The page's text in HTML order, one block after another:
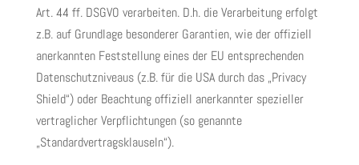
Art. 44 ff. DSGVO verarbeiten. D.h. die Verarbeitung erfolgt
z.B. auf Grundlage besonderer Garantien, wie der offiziell
anerkannten Feststellung eines der EU entsprechenden
Datenschutzniveaus (z.B. für die USA durch das „Privacy
Shield“) oder Beachtung offiziell anerkannter spezieller
vertraglicher Verpflichtungen (so genannte
„Standardvertragsklauseln“).